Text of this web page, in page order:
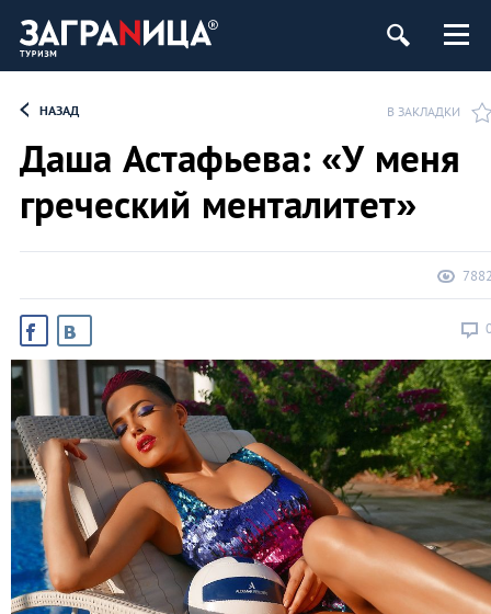
НАЗАД В ЗАКЛАДКИ
Даша Астафьева: «У меня
греческий менталитет»